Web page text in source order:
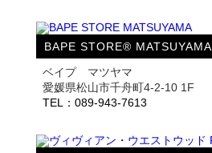
BAPE STORE® MATSUYAMA
ベイプ マツヤマ
愛媛県松山市千舟町4-2-10 1F
TEL：089-943-7613